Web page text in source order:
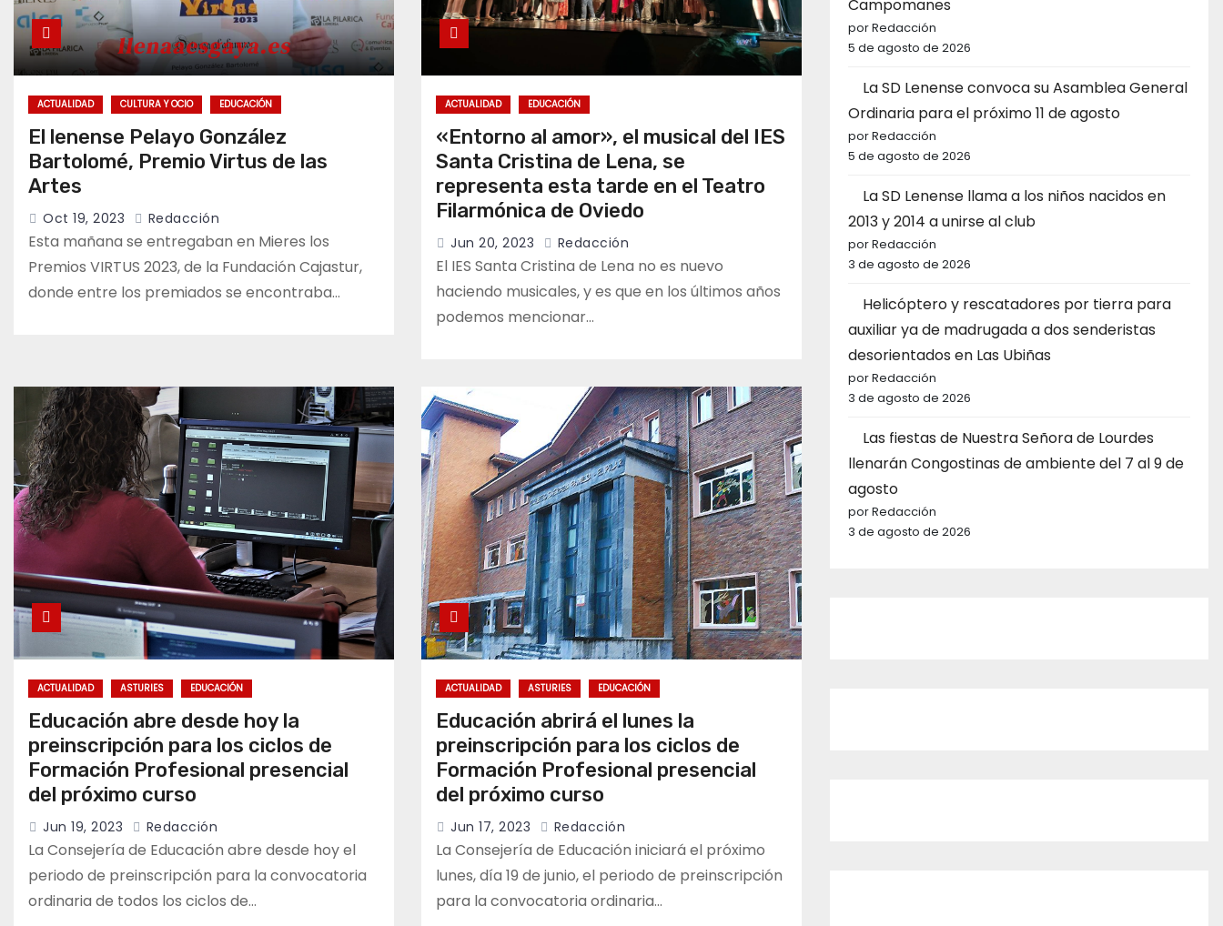
ACTUALIDAD CULTURA Y OCIO EDUCACIÓN
El lenense Pelayo González
Bartolomé, Premio Virtus de las
Artes
Oct 19, 2023 Redacción
Esta mañana se entregaban en Mieres los
Premios VIRTUS 2023, de la Fundación Cajastur,
donde entre los premiados se encontraba…
ACTUALIDAD EDUCACIÓN
«Entorno al amor», el musical del IES
Santa Cristina de Lena, se
representa esta tarde en el Teatro
Filarmónica de Oviedo
Jun 20, 2023 Redacción
El IES Santa Cristina de Lena no es nuevo
haciendo musicales, y es que en los últimos años
podemos mencionar…
ACTUALIDAD ASTURIES EDUCACIÓN
Educación abre desde hoy la
preinscripción para los ciclos de
Formación Profesional presencial
del próximo curso
Jun 19, 2023 Redacción
La Consejería de Educación abre desde hoy el
periodo de preinscripción para la convocatoria
ordinaria de todos los ciclos de…
ACTUALIDAD ASTURIES EDUCACIÓN
Educación abrirá el lunes la
preinscripción para los ciclos de
Formación Profesional presencial
del próximo curso
Jun 17, 2023 Redacción
La Consejería de Educación iniciará el próximo
lunes, día 19 de junio, el periodo de preinscripción
para la convocatoria ordinaria…
Campomanes
por Redacción
5 de agosto de 2026
La SD Lenense convoca su Asamblea General
Ordinaria para el próximo 11 de agosto
por Redacción
5 de agosto de 2026
La SD Lenense llama a los niños nacidos en
2013 y 2014 a unirse al club
por Redacción
3 de agosto de 2026
Helicóptero y rescatadores por tierra para
auxiliar ya de madrugada a dos senderistas
desorientados en Las Ubiñas
por Redacción
3 de agosto de 2026
Las fiestas de Nuestra Señora de Lourdes
llenarán Congostinas de ambiente del 7 al 9 de
agosto
por Redacción
3 de agosto de 2026